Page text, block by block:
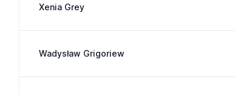
Xenia Grey
Wadysław Grigoriew